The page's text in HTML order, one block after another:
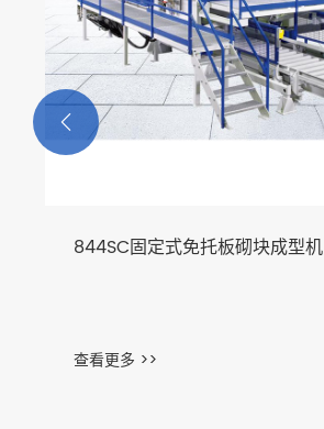
844SC固定式免托板砌块成型机
查看更多 >>
